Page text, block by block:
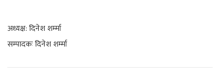
अध्यक्ष: दिनेश शर्म्मा
सम्पादकः दिनेश शर्म्मा